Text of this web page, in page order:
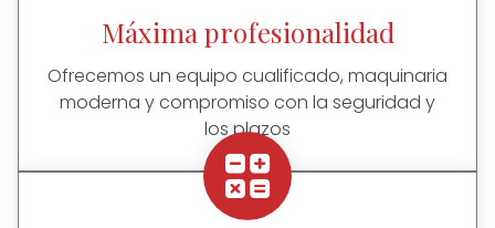
Máxima profesionalidad
Ofrecemos un equipo cualificado, maquinaria
moderna y compromiso con la seguridad y
los plazos